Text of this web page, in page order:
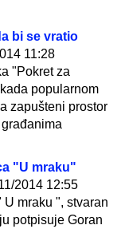
bi se vratio
11:28
"Pokret za
popularnom
zapušteni prostor
"U mraku"
2014 12:55
mraku ", stvaran
potpisuje Goran